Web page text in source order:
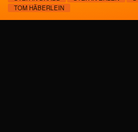
TOM HÄBERLEIN